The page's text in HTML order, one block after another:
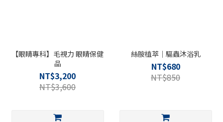
【眼睛專科】毛視力 眼睛保健
品
NT$3,200
NT$3,600
絲胺植萃｜驅蟲沐浴乳
NT$680
NT$850